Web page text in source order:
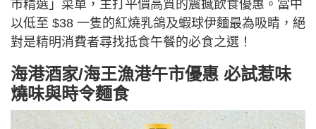
市精選」菜單，主打平價高質的震撼飲食優惠。當中
以低至 $38 一隻的紅燒乳鴿及蝦球伊麵最為吸睛，絕
對是精明消費者尋找抵食午餐的必食之選！
海港酒家/海王漁港午市優惠 必試惹味
燒味與時令麵食